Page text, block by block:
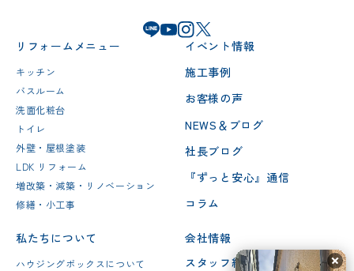
リフォームメニュー
キッチン
バスルーム
洗面化粧台
トイレ
外壁・屋根塗装
LDK リフォーム
増改築・減築・リノベーション
修繕・小工事
イベント情報
施工事例
お客様の声
NEWS＆ブログ
社長ブログ
『ずっと安心』通信
コラム
私たちについて
ハウジングボックスについて
会社情報
スタッフ紹介